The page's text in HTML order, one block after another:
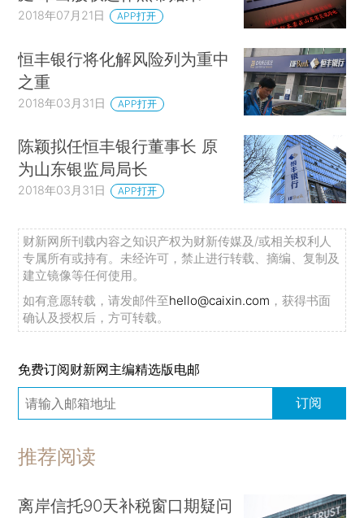
2018年07月21日 APP打开
恒丰银行将化解风险列为重中
之重
2018年03月31日 APP打开
陈颖拟任恒丰银行董事长 原
为山东银监局局长
2018年03月31日 APP打开
财新网所刊载内容之知识产权为财新传媒及/或相关权利人
专属所有或持有。未经许可，禁止进行转载、摘编、复制及
建立镜像等任何使用。
如有意愿转载，请发邮件至hello@caixin.com ，获得书面
确认及授权后，方可转载。
免费订阅财新网主编精选版电邮
订阅
推荐阅读
离岸信托90天补税窗口期疑问